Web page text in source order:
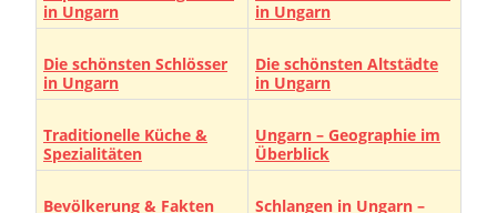
in Ungarn
in Ungarn
Die schönsten Schlösser
in Ungarn
Die schönsten Altstädte
in Ungarn
Traditionelle Küche &
Spezialitäten
Ungarn – Geographie im
Überblick
Bevölkerung & Fakten Schlangen in Ungarn –